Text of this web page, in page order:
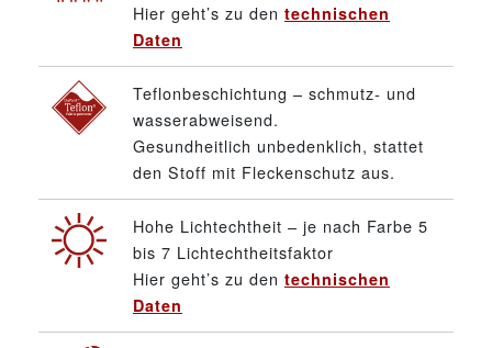
Hier geht’s zu den technischen
Daten
Teflonbeschichtung – schmutz- und
wasserabweisend.
Gesundheitlich unbedenklich, stattet
den Stoff mit Fleckenschutz aus.
Hohe Lichtechtheit – je nach Farbe 5
bis 7 Lichtechtheitsfaktor
Hier geht’s zu den technischen
Daten